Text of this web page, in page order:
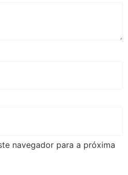
navegador para a próxima